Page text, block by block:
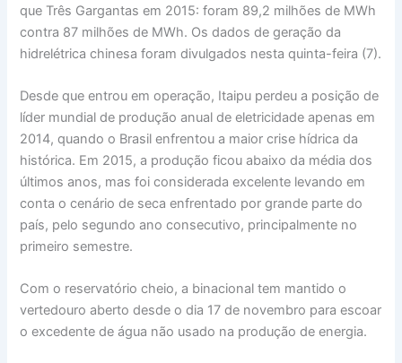
que Três Gargantas em 2015: foram 89,2 milhões de MWh
contra 87 milhões de MWh. Os dados de geração da
hidrelétrica chinesa foram divulgados nesta quinta-feira (7).
Desde que entrou em operação, Itaipu perdeu a posição de
líder mundial de produção anual de eletricidade apenas em
2014, quando o Brasil enfrentou a maior crise hídrica da
histórica. Em 2015, a produção ficou abaixo da média dos
últimos anos, mas foi considerada excelente levando em
conta o cenário de seca enfrentado por grande parte do
país, pelo segundo ano consecutivo, principalmente no
primeiro semestre.
Com o reservatório cheio, a binacional tem mantido o
vertedouro aberto desde o dia 17 de novembro para escoar
o excedente de água não usado na produção de energia.